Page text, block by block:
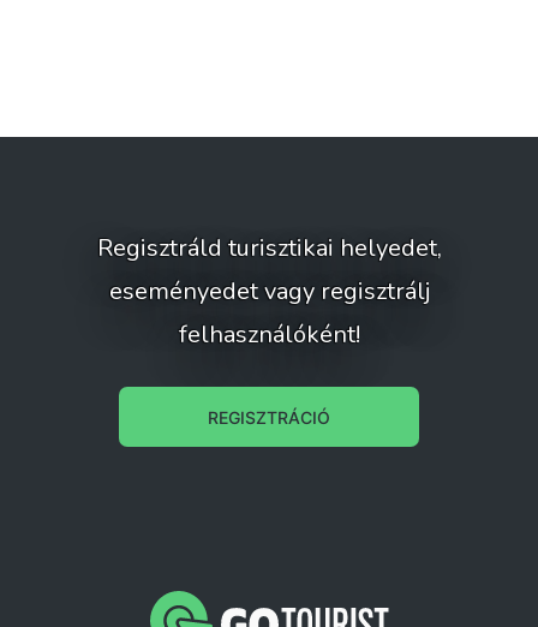
Regisztráld turisztikai helyedet,
eseményedet vagy regisztrálj
felhasználóként!
REGISZTRÁCIÓ